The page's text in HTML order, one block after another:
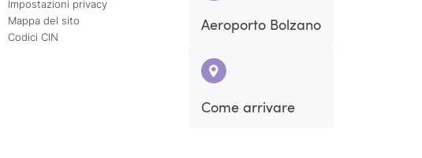
Impostazioni privacy
Mappa del sito
Codici CIN
Aeroporto Bolzano
Come arrivare